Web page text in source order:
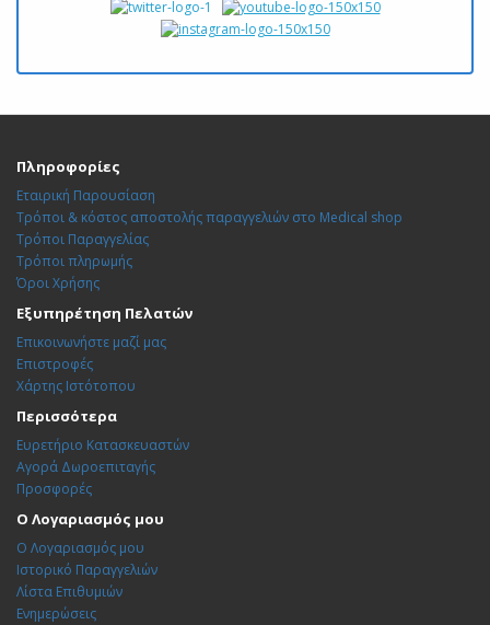
Πληροφορίες
Εταιρική Παρουσίαση
Τρόποι & κόστος αποστολής παραγγελιών στο Medical shop
Τρόποι Παραγγελίας
Τρόποι πληρωμής
Όροι Χρήσης
Εξυπηρέτηση Πελατών
Επικοινωνήστε μαζί μας
Επιστροφές
Χάρτης Ιστότοπου
Περισσότερα
Ευρετήριο Κατασκευαστών
Αγορά Δωροεπιταγής
Προσφορές
Ο Λογαριασμός μου
Ο Λογαριασμός μου
Ιστορικό Παραγγελιών
Λίστα Επιθυμιών
Ενημερώσεις